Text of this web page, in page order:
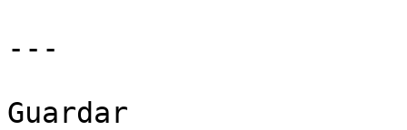
---
Guardar